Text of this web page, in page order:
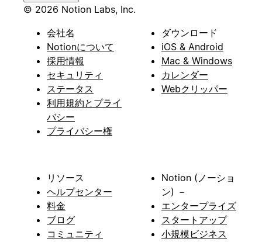
© 2026 Notion Labs, Inc.
会社名
Notionについて
採用情報
セキュリティ
ステータス
利用規約とプライ
バシー
プライバシー権
ダウンロード
iOS & Android
Mac & Windows
カレンダー
Webクリッパー
リソース
ヘルプセンター
料金
ブログ
コミュニティ
Notion (ノーショ
ン) －
エンタープライズ
スタートアップ
小規模ビジネス